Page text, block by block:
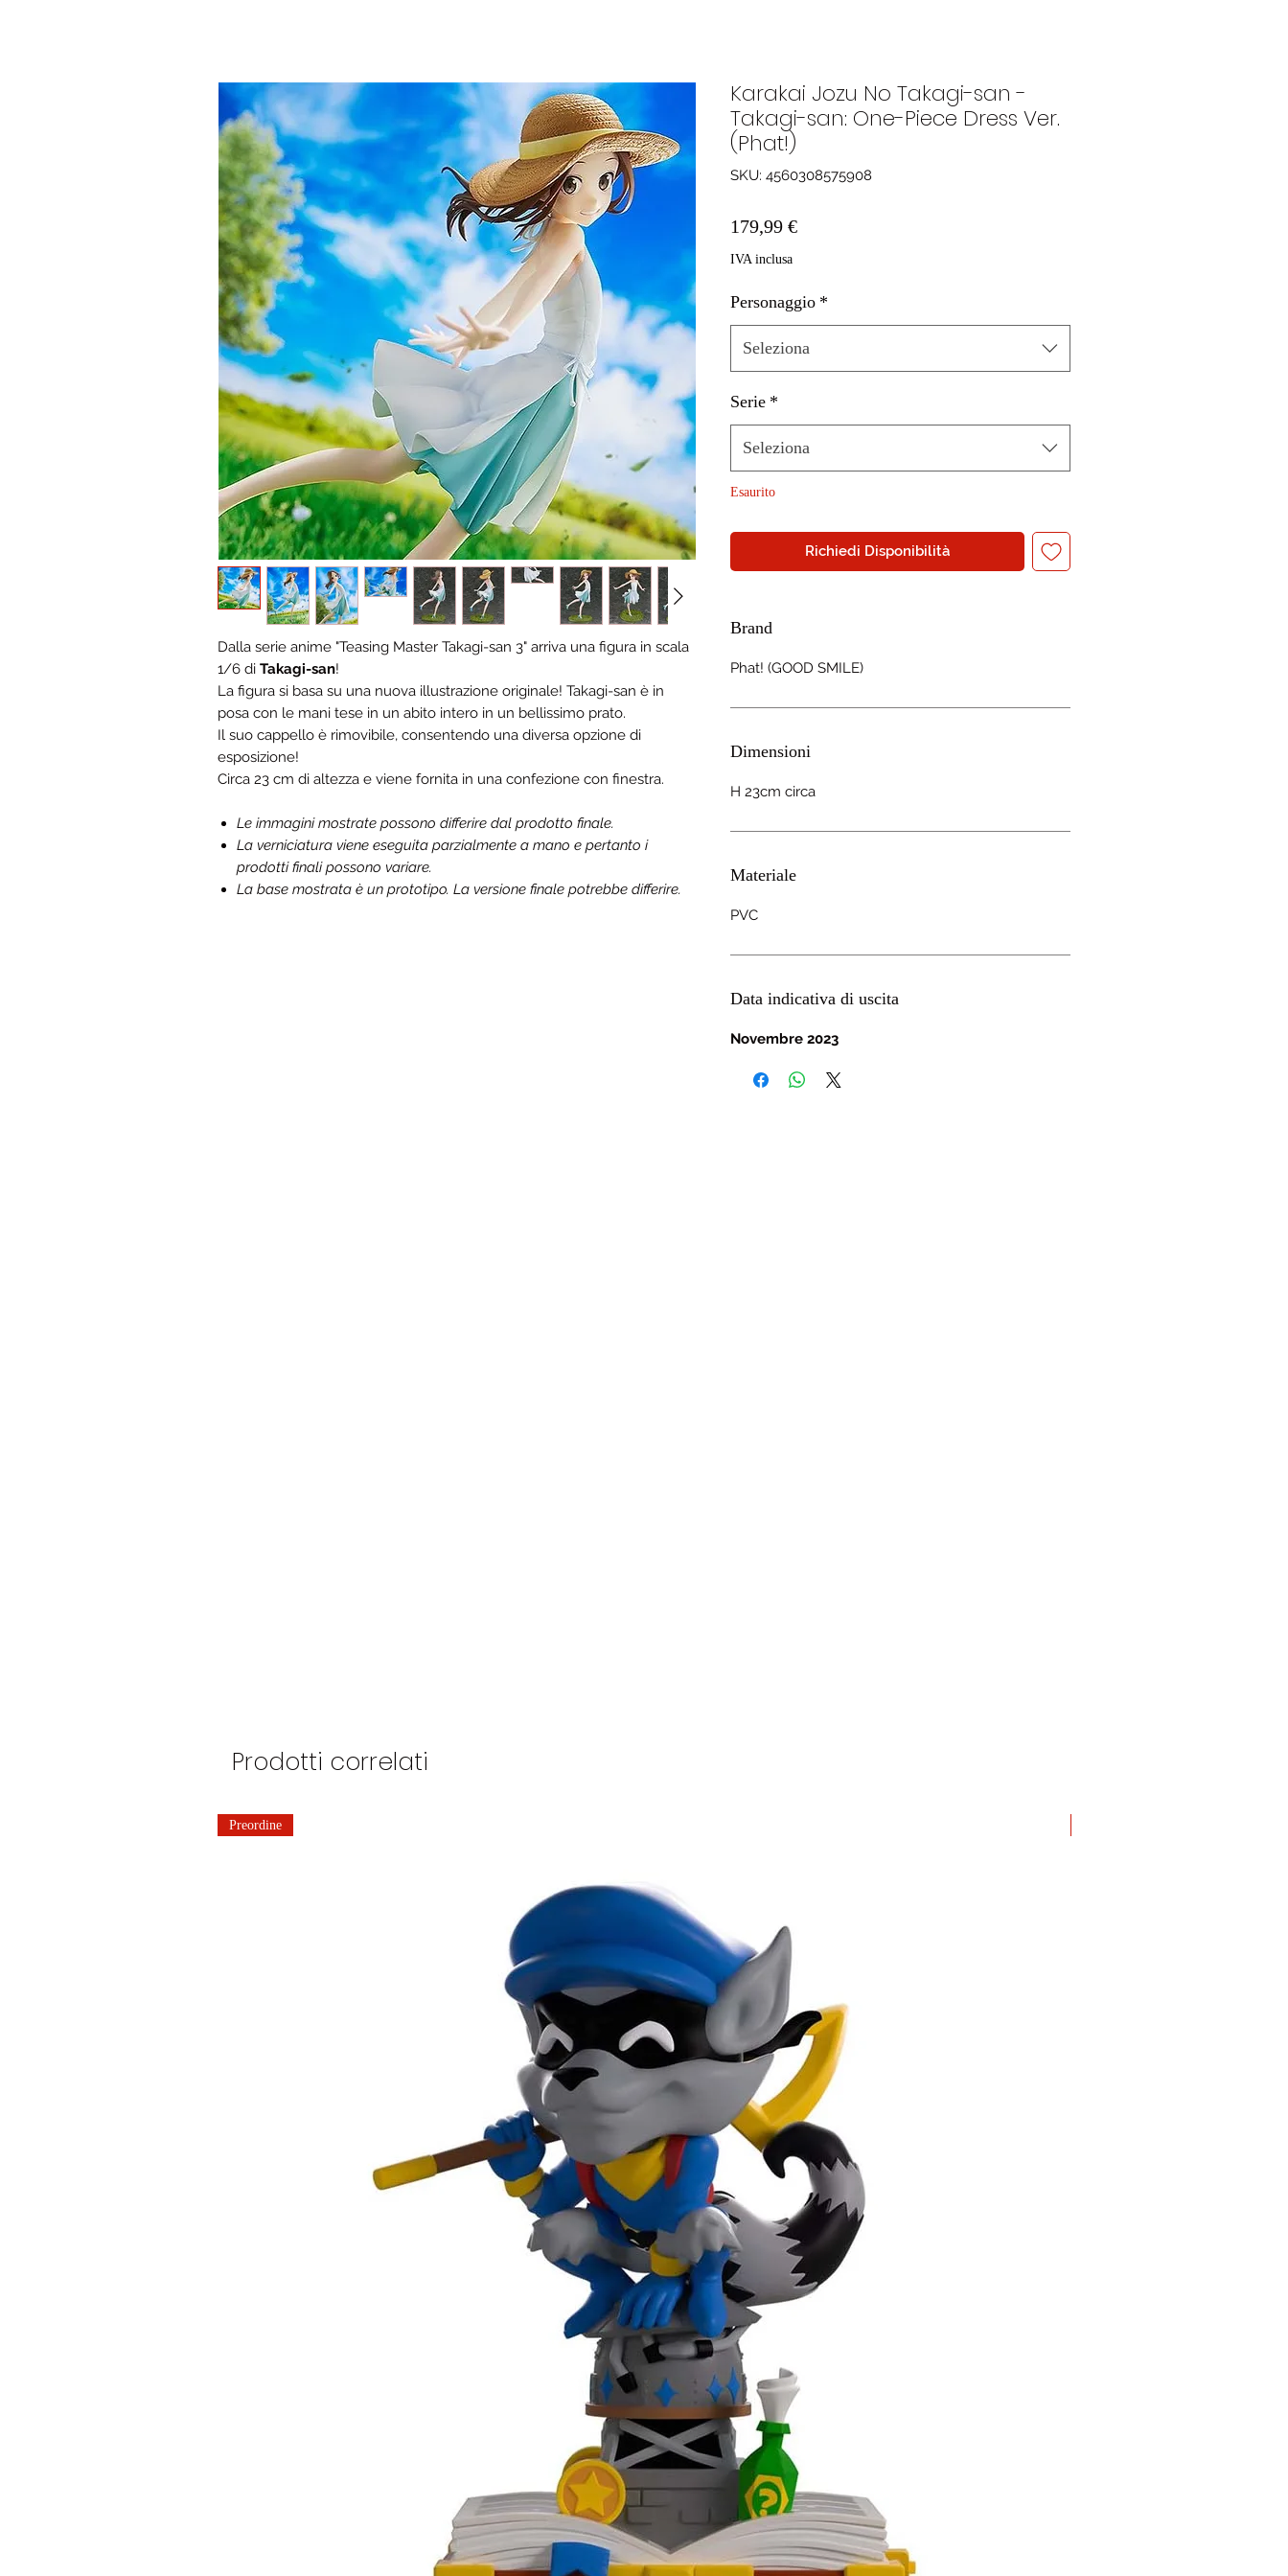
Dalla serie anime "Teasing Master Takagi-san 3" arriva una figura in scala
1/6 di Takagi-san!
La figura si basa su una nuova illustrazione originale! Takagi-san è in
posa con le mani tese in un abito intero in un bellissimo prato.
Il suo cappello è rimovibile, consentendo una diversa opzione di
esposizione!
Circa 23 cm di altezza e viene fornita in una confezione con finestra.
Le immagini mostrate possono differire dal prodotto finale.
La verniciatura viene eseguita parzialmente a mano e pertanto i
prodotti finali possono variare.
La base mostrata è un prototipo. La versione finale potrebbe differire.
Karakai Jozu No Takagi-san -
Takagi-san: One-Piece Dress Ver.
(Phat!)
SKU: 4560308575908
179,99 €Prezzo
IVA inclusa
Personaggio *
Seleziona
Serie *
Seleziona
Esaurito
Richiedi Disponibilità
Brand
Phat! (GOOD SMILE)
Dimensioni
H 23cm circa
Materiale
PVC
Data indicativa di uscita
Novembre 2023
Prodotti correlati
Preordine